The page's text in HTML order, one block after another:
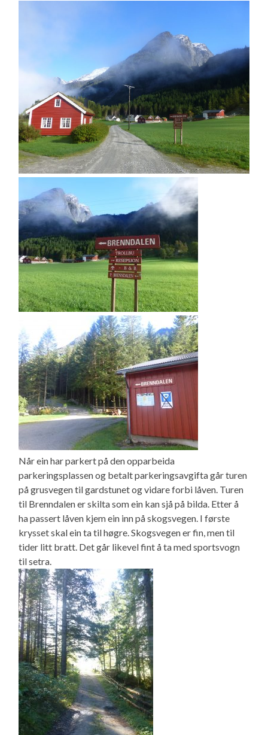
Når ein har parkert på den opparbeida
parkeringsplassen og betalt parkeringsavgifta går turen
på grusvegen til gardstunet og vidare forbi låven. Turen
til Brenndalen er skilta som ein kan sjå på bilda. Etter å
ha passert låven kjem ein inn på skogsvegen. I første
krysset skal ein ta til høgre. Skogsvegen er fin, men til
tider litt bratt. Det går likevel fint å ta med sportsvogn
til setra.